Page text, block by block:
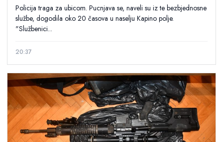
Policija traga za ubicom. Pucnjava se, naveli su iz te bezbjednosne
službe, dogodila oko 20 časova u naselju Kapino polje.
"Službenici...
20:37